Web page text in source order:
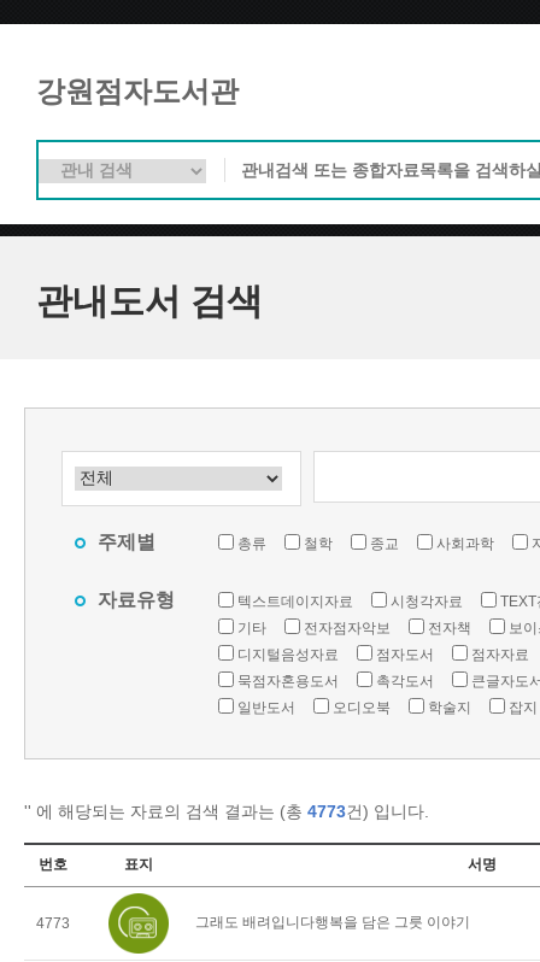
강원점자도서관
관내도서 검색
주제별 총류 철학 종교 사회과학
자료유형 텍스트데이지자료 시청각자료
TEXT
기타
전자점자악보 전자책
보
디지털음성자료
점자도서
점자자료
묵점자혼용도서
촉각도서
큰글자도
일반도서
오디오북 학술지 잡지
'' 에 해당되는 자료의 검색 결과는 (총 4773건) 입니다.
번호 표지 서명
4773 그래도 배려입니다행복을 담은 그릇 이야기